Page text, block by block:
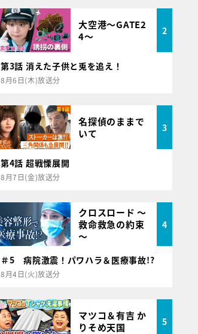
大空港～GATE2
4～
2
第3話 消えた子供と兎を追え！
8月6日(木)放送分
名探偵のままで
いて
3
第4話 超戦慄展開
8月7日(金)放送分
クロスロード ～
救命救急の約束
～
4
＃5 病院激震！パワハラ＆医療事故!?
8月4日(火)放送分
マツコ＆有吉 か
りそめ天国
5